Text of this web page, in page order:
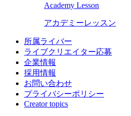
Academy Lesson
アカデミーレッスン
所属ライバー
ライブクリエイター応募
企業情報
採用情報
お問い合わせ
プライバシーポリシー
Creator topics